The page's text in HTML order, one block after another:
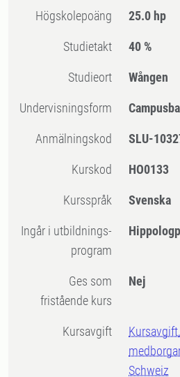
högskolepoäng 25.0 hp
Studietakt 40 %
Studieort Wången
Undervisningsform
Anmälningskod SLU-
Kurskod HO0133
Kursspråk Svenska
Ingår i utbildnings-
program
Ges som
fristående kurs
Nej
Kursavgift
Schweiz